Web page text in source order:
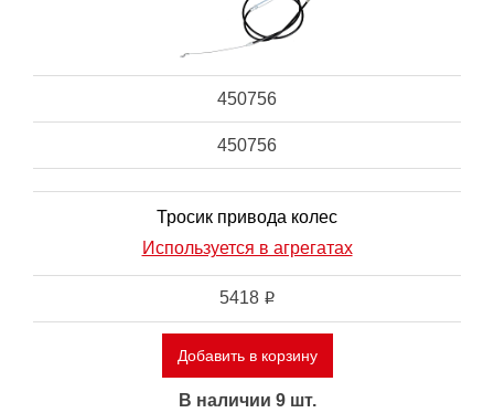
450756
450756
Тросик привода колес
Используется в агрегатах
5418 i
Добавить в корзину
В наличии 9 шт.